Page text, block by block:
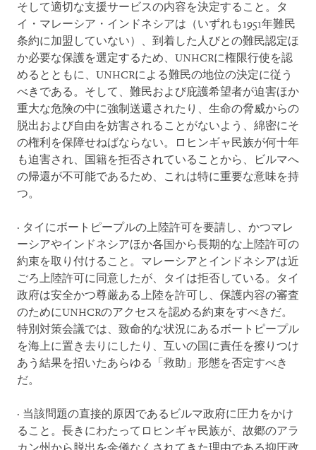
そして適切な支援サービスの内容を決定すること。タ
イ・マレーシア・インドネシアは（いずれも1951年難民
条約に加盟していない）、到着した人びとの難民認定ほ
か必要な保護を選定するため、UNHCRに権限行使を認
めるとともに、UNHCRによる難民の地位の決定に従う
べきである。そして、難民および庇護希望者が迫害ほか
重大な危険の中に強制送還されたり、生命の脅威からの
脱出および自由を妨害されることがないよう、綿密にそ
の権利を保障せねばならない。ロヒンギャ民族が何十年
も迫害され、国籍を拒否されていることから、ビルマへ
の帰還が不可能であるため、これは特に重要な意味を持
つ。
· タイにボートピープルの上陸許可を要請し、かつマレ
ーシアやインドネシアほか各国から長期的な上陸許可の
約束を取り付けること。マレーシアとインドネシアは近
ごろ上陸許可に同意したが、タイは拒否している。タイ
政府は安全かつ尊厳ある上陸を許可し、保護内容の審査
のためにUNHCRのアクセスを認める約束をすべきだ。
特別対策会議では、致命的な状況にあるボートピープル
を海上に置き去りにしたり、互いの国に責任を擦りつけ
あう結果を招いたあらゆる「救助」形態を否定すべき
だ。
· 当該問題の直接的原因であるビルマ政府に圧力をかけ
ること。長きにわたってロヒンギャ民族が、故郷のアラ